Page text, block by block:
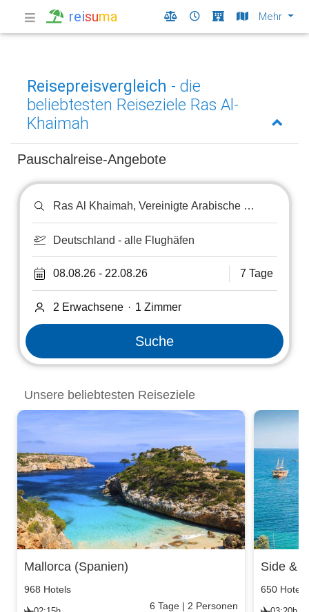
reisuma Mehr
Reisepreisvergleich - die
beliebtesten Reiseziele Ras Al-
Khaimah